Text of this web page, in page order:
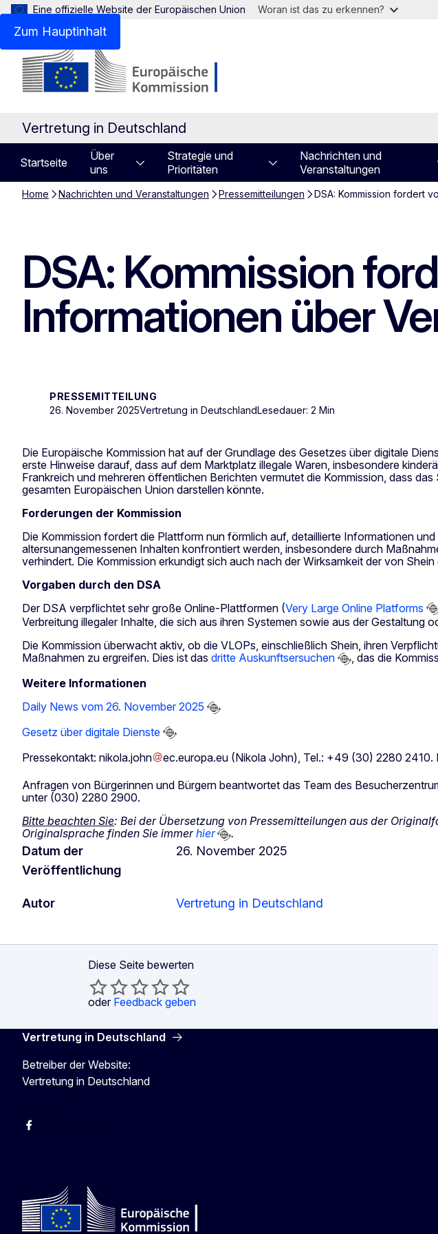
Zum Hauptinhalt
Eine offizielle Website der Europäischen Union Woran ist das zu erkennen?
Vertretung in Deutschland
Startseite
Über
uns
Strategie und
Prioritäten
Nachrichten und
Veranstaltungen
Home Nachrichten und Veranstaltungen Pressemitteilungen DSA: Kommission fordert
DSA: Kommission
Informationen über
PRESSEMITTEILUNG
26. November 2025Vertretung in DeutschlandLesedauer: 2 Min
Die Europäische Kommission hat auf der Grundlage des Gesetzes über digitale
erste Hinweise darauf, dass auf dem Marktplatz illegale Waren, insbesondere
Frankreich und mehreren öffentlichen Berichten vermutet die Kommission, dass
gesamten Europäischen Union darstellen könnte.
Forderungen der Kommission
Die Kommission fordert die Plattform nun förmlich auf, detaillierte Informationen
altersunangemessenen Inhalten konfrontiert werden, insbesondere durch
verhindert. Die Kommission erkundigt sich auch nach der Wirksamkeit der von
Vorgaben durch den DSA
Der DSA verpflichtet sehr große Online-Plattformen (Very Large Online Platforms
Verbreitung illegaler Inhalte, die sich aus ihren Systemen sowie aus der
Die Kommission überwacht aktiv, ob die VLOPs, einschließlich Shein, ihren
Maßnahmen zu ergreifen. Dies ist das dritte Auskunftsersuchen
, das die
Weitere Informationen
Daily News vom 26. November 2025
Gesetz über digitale Dienste
Pressekontakt: nikola.john ec.europa.eu (Nikola John), Tel.: +49 (30) 2280 2410.
Anfragen von Bürgerinnen und Bürgern beantwortet das Team des
unter (030) 2280 2900.
Bitte beachten Sie: Bei der Übersetzung von Pressemitteilungen aus der
Originalsprache finden Sie immerhier .
Datum der
Veröffentlichung
26. November 2025
Autor Vertretung in Deutschland
Diese Seite bewerten
oder Feedback geben
Vertretung in Deutschland
Betreiber der Website:
Vertretung in Deutschland
facebook